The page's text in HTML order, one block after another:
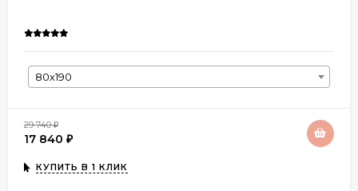
80х190
29 740₽
17 840 ₽
КУПИТЬ В 1 КЛИК